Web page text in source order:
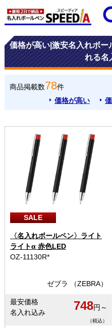
価格が高い|激安名入れボ
れる名
商品掲載数78件
価格が高い
SALE
〈名入れボールペン〉ライト
ライトα 赤色LED
OZ-11130R*
ゼブラ （ZEBRA）
最安価格
名入れ込み
748円～
（税込）